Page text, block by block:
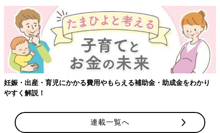
妊娠・出産・育児にかかる費用やもらえる補助金・助成金をわかり
やすく解説！
連載一覧へ